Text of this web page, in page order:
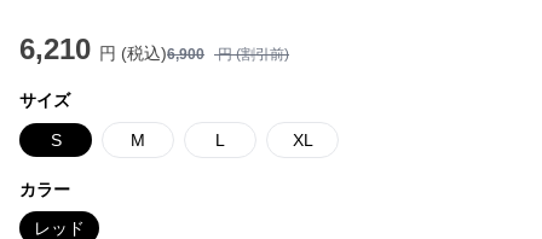
6,210 円 (税込)6,900 円 (割引前)
サイズ
S M L XL
カラー
レッド